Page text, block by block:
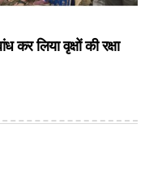
कर लिया वृक्षों की रक्षा